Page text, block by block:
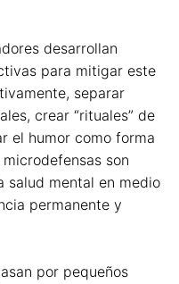
desarrollan
para mitigar este
separar
crear “rituales” de
el humor como forma
son
salud mental en medio
permanente y
por pequeños